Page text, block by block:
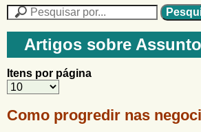
n
h
o
n
e
n
F
r
m
u
e
i
s
n
Artigos sobre
Itens por página
Como progredir nas